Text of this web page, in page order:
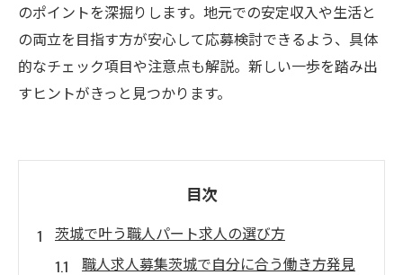
のポイントを深掘りします。地元での安定収入や生活と
の両立を目指す方が安心して応募検討できるよう、具体
的なチェック項目や注意点も解説。新しい一歩を踏み出
すヒントがきっと見つかります。
目次
茨城で叶う職人パート求人の選び方
職人求人募集茨城で自分に合う働き方発見